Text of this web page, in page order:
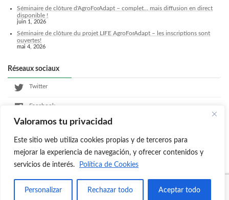
Valoramos tu privacidad
Este sitio web utiliza cookies propias y de terceros para
mejorar la experiencia de navegación, y ofrecer contenidos y
servicios de interés.
Política de Cookies
Personalizar Rechazar todo Aceptar todo
Séminaire de clôture d'AgroForAdapt – complet... mais diffusion en direct
disponible !
juin 1, 2026
Séminaire de clôture du projet LIFE AgroForAdapt – les inscriptions sont
ouvertes!
mai 4, 2026
Réseaux sociaux
Twitter
Facebook
LinkedIn
Instagram